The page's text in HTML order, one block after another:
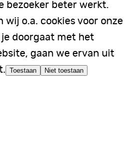
bezoeker beter werkt.
wij o.a. cookies voor onze
doorgaat met het
gaan we ervan uit
Toestaan Niet toestaan